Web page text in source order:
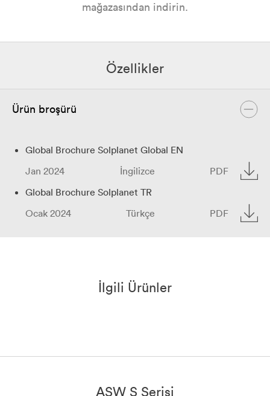
mağazasından indirin.
Özellikler
Ürün broşürü
Global Brochure Solplanet Global EN
Jan 2024
İngilizce
PDF
Global Brochure Solplanet TR
Ocak 2024
Türkçe PDF
İlgili Ürünler
ASW S Serisi